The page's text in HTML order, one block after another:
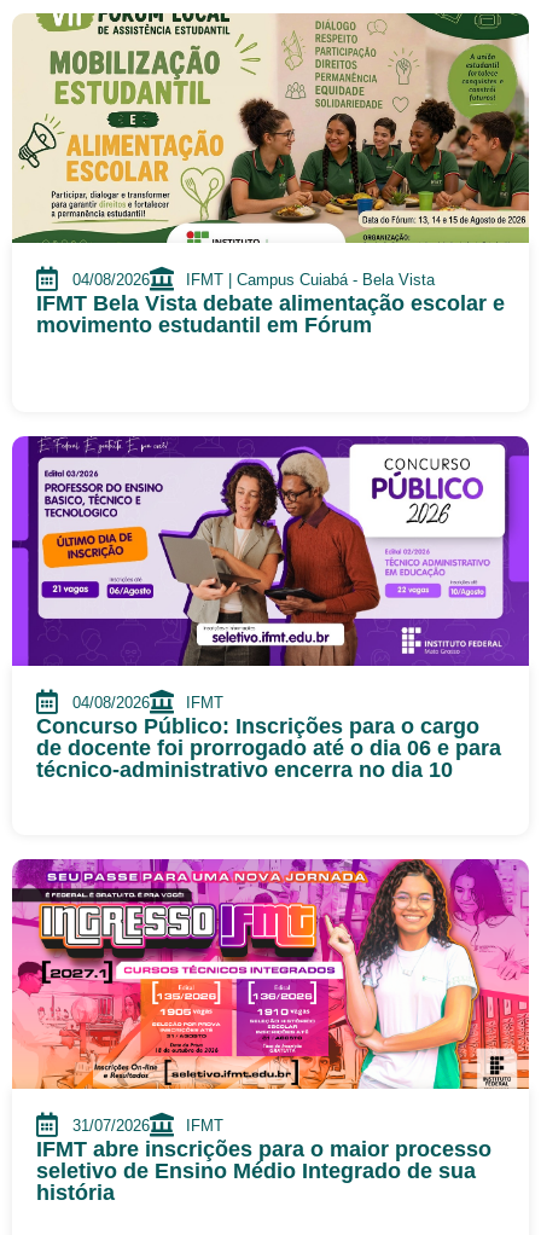
04/08/2026 IFMT | Campus Cuiabá - Bela Vista
IFMT Bela Vista debate alimentação escolar e
movimento estudantil em Fórum
04/08/2026 IFMT
Concurso Público: Inscrições para o cargo
de docente foi prorrogado até o dia 06 e para
técnico-administrativo encerra no dia 10
31/07/2026 IFMT
IFMT abre inscrições para o maior processo
seletivo de Ensino Médio Integrado de sua
história